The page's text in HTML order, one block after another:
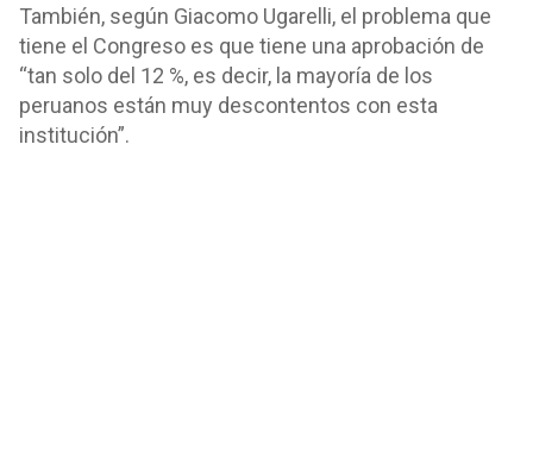
También, según Giacomo Ugarelli, el problema que
tiene el Congreso es que tiene una aprobación de
“tan solo del 12 %, es decir, la mayoría de los
peruanos están muy descontentos con esta
institución”.